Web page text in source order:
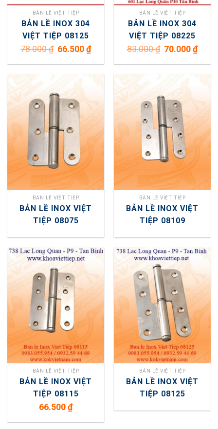
BẢN LỀ VIỆT TIỆP
BẢN LỀ INOX 304
VIỆT TIỆP 08125
78.000₫ Giá
gốc
78.000 ₫.
66.500₫Giá
hiện
là:
BẢN LỀ VIỆT TIỆP
BẢN LỀ INOX 304
VIỆT TIỆP 08225
83.000₫ Giá
gốc
83.000 ₫.
70.000₫Giá
hiện
là:
BẢN LỀ VIỆT TIỆP
BẢN LỀ INOX VIỆT
TIỆP 08075
BẢN LỀ VIỆT TIỆP
BẢN LỀ INOX VIỆT
TIỆP 08109
BẢN LỀ VIỆT TIỆP
BẢN LỀ INOX VIỆT
TIỆP 08115
66.500₫
BẢN LỀ VIỆT TIỆP
BẢN LỀ INOX VIỆT
TIỆP 08125